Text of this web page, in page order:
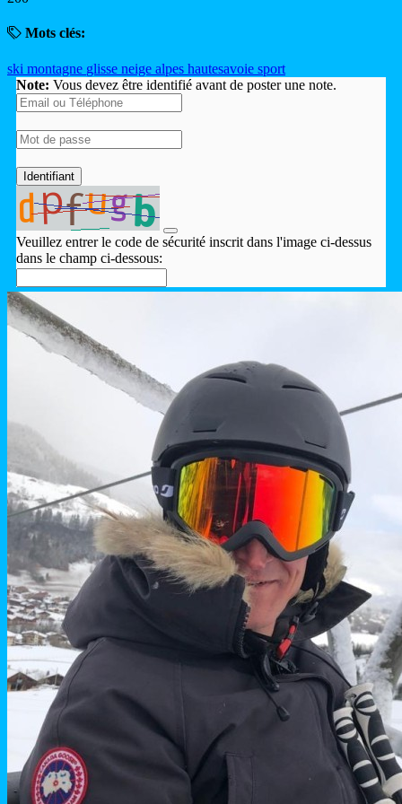
Mots clés:
ski montagne glisse neige alpes hautesavoie sport
Note: Vous devez être identifié avant de poster une note.
Identifiant
Veuillez entrer le code de sécurité inscrit dans l'image ci-dessus
dans le champ ci-dessous: